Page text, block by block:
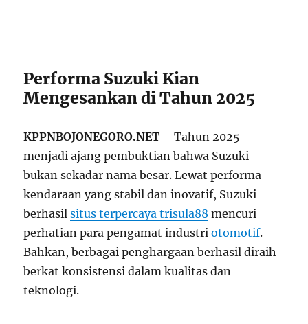
Performa Suzuki Kian
Mengesankan di Tahun 2025
KPPNBOJONEGORO.NET – Tahun 2025
menjadi ajang pembuktian bahwa Suzuki
bukan sekadar nama besar. Lewat performa
kendaraan yang stabil dan inovatif, Suzuki
berhasilsitus terpercaya trisula88 mencuri
perhatian para pengamat industriotomotif.
Bahkan, berbagai penghargaan berhasil diraih
berkat konsistensi dalam kualitas dan
teknologi.